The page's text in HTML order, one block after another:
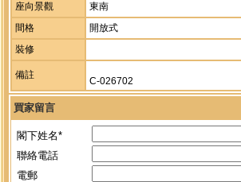
座向景觀
東南
間格
開放式
裝修
備註
C-026702
買家留言
閣下姓名*
聯絡電話
電郵